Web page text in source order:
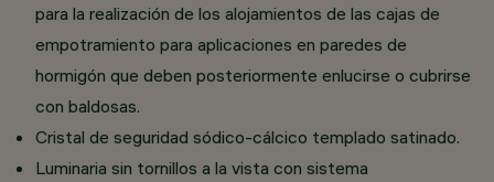
para la realización de los alojamientos de las cajas de
empotramiento para aplicaciones en paredes de
hormigón que deben posteriormente enlucirse o cubrirse
con baldosas.
Cristal de seguridad sódico-cálcico templado satinado.
Luminaria sin tornillos a la vista con sistema